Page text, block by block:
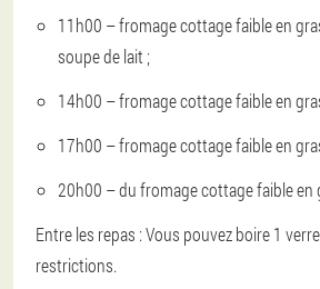
11h00 – fromage cottage faible en
soupe de lait ;
14h00 – fromage cottage faible en
17h00 – fromage cottage faible en
20h00 – du fromage cottage faible en
Entre les repas : Vous pouvez boire 1
restrictions.